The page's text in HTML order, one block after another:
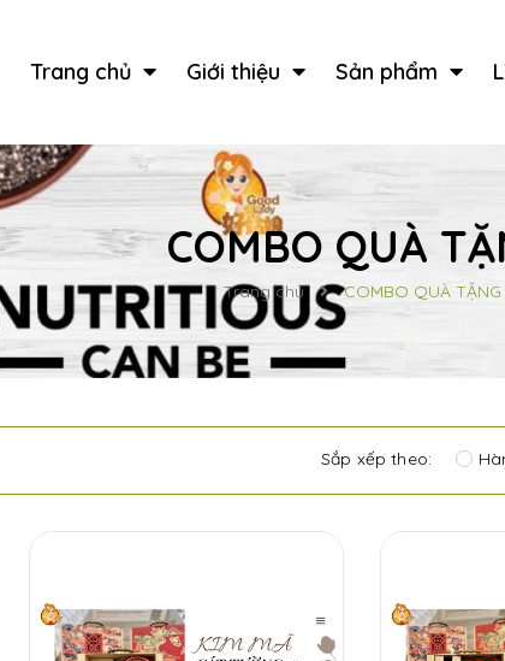
Trang chủ Giới thiệu Sản phẩm
COMBO QUÀ
Trang chủ COMBO QUÀ TẶNG
Sắp xếp theo: